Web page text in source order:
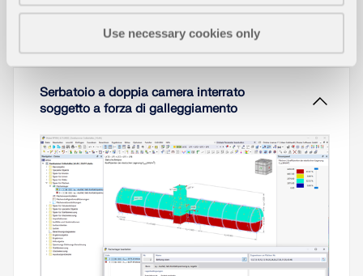
Use necessary cookies only
Articoli tecnici della Knowledge Base
Serbatoio a doppia camera interrato
soggetto a forza di galleggiamento